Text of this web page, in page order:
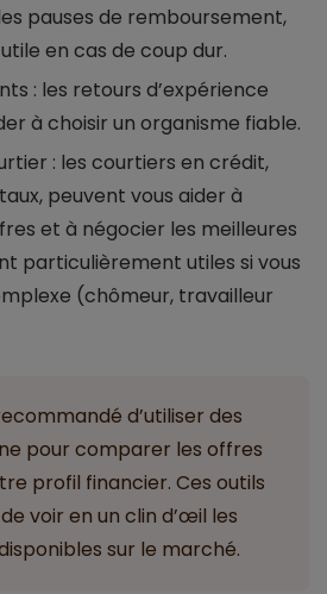
pauses de remboursement,
en cas de coup dur.
: les retours d’expérience
à choisir un organisme fiable.
: les courtiers en crédit,
peuvent vous aider à
et à négocier les meilleures
particulièrement utiles si vous
(chômeur, travailleur
d’utiliser des
pour comparer les offres
profil financier. Ces outils
voir en un clin d’œil les
sur le marché.